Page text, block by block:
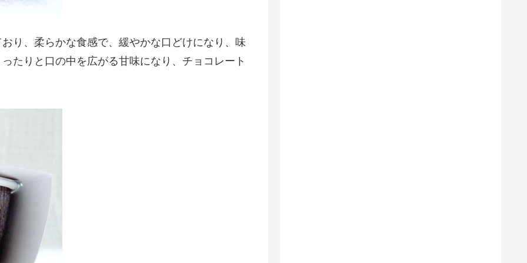
り、柔らかな食感で、緩やかな口どけになり、味
たりと口の中を広がる甘味になり、チョコレート